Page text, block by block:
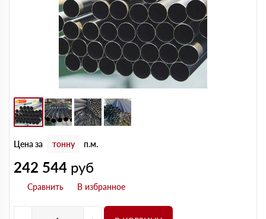
Цена за тонну п.м.
242 544 руб